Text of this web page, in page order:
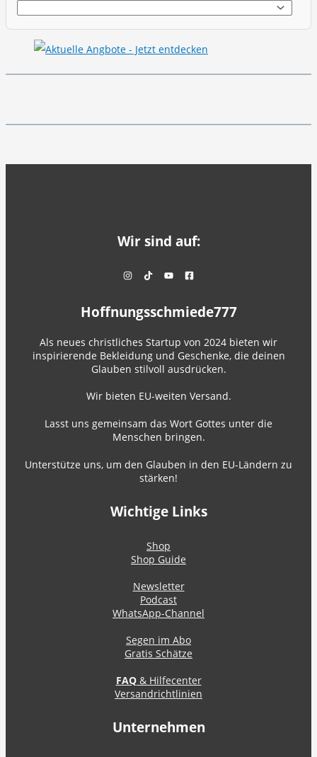
Wir sind auf:
Hoffnungsschmiede777
Als neues christliches Startup von 2024 bieten wir
inspirierende Bekleidung und Geschenke, die deinen
Glauben stilvoll ausdrücken.
Wir bieten EU-weiten Versand.
Lasst uns gemeinsam das Wort Gottes unter die
Menschen bringen.
Unterstütze uns, um den Glauben in den EU-Ländern zu
stärken!
Wichtige Links
Shop
Shop Guide
Newsletter
Podcast
WhatsApp-Channel
Segen im Abo
Gratis Schätze
FAQ& Hilfecenter
Versandrichtlinien
Unternehmen